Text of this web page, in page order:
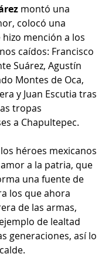
montó una
colocó una
mención a los
caídos: Francisco
Suárez, Agustín
Montes de Oca,
y Juan Escutia tras
tropas
a Chapultepec.
héroes mexicanos
a la patria, que
una fuente de
los que ahora
de las armas,
de lealtad
generaciones, así lo